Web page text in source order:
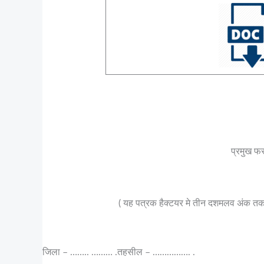
प्रमुख
( यह पत्रक हैक्टयर मे तीन दशमलव अंक तक
जिला – …….. ……… .तहसील – ……………. .